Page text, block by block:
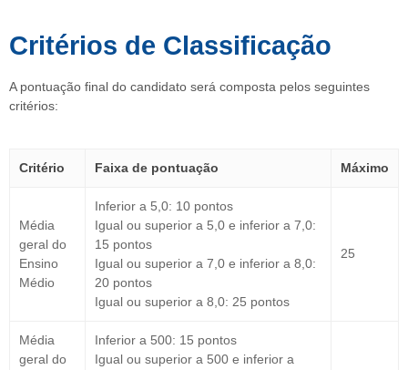
Critérios de Classificação
A pontuação final do candidato será composta pelos seguintes
critérios:
Critério Faixa de pontuação Máximo
Média
geral do
Ensino
Médio
Inferior a 5,0: 10 pontos
Igual ou superior a 5,0 e inferior a 7,0:
15 pontos
Igual ou superior a 7,0 e inferior a 8,0:
20 pontos
Igual ou superior a 8,0: 25 pontos
25
Média
geral do
Inferior a 500: 15 pontos
Igual ou superior a 500 e inferior a